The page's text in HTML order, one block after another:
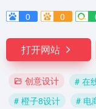
0
0
打开网站
创意设计 # 在
# 橙子8设计
# 电